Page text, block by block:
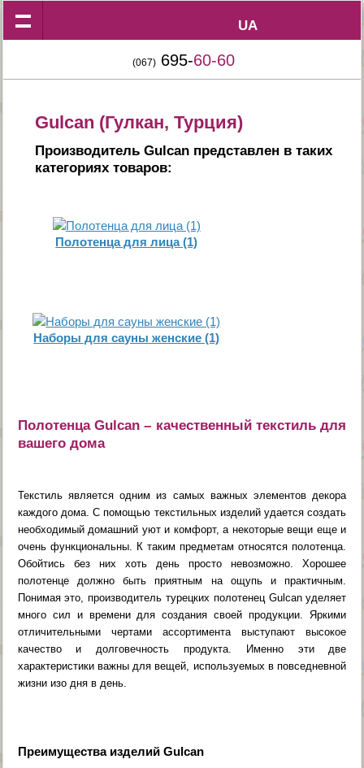
UA
UA
(067) 695-60-60
Gulcan (Гулкан, Турция)
Производитель Gulcan представлен в таких
категориях товаров:
Полотенца для лица (1)
Наборы для сауны женские (1)
Полотенца Gulcan – качественный текстиль для
вашего дома
Текстиль является одним из самых важных элементов декора
каждого дома. С помощью текстильных изделий удается создать
необходимый домашний уют и комфорт, а некоторые вещи еще и
очень функциональны. К таким предметам относятся полотенца.
Обойтись без них хоть день просто невозможно. Хорошее
полотенце должно быть приятным на ощупь и практичным.
Понимая это, производитель турецких полотенец Gulcan уделяет
много сил и времени для создания своей продукции. Яркими
отличительными чертами ассортимента выступают высокое
качество и долговечность продукта. Именно эти две
характеристики важны для вещей, используемых в повседневной
жизни изо дня в день.
Преимущества изделий Gulcan